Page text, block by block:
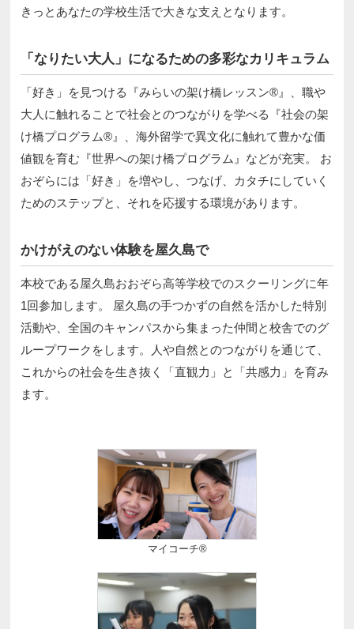
きっとあなたの学校生活で大きな支えとなります。
「なりたい大人」になるための多彩なカリキュラム
「好き」を見つける『みらいの架け橋レッスン®』、職や
大人に触れることで社会とのつながりを学べる『社会の架
け橋プログラム®』、海外留学で異文化に触れて豊かな価
値観を育む『世界への架け橋プログラム』などが充実。 お
おぞらには「好き」を増やし、つなげ、カタチにしていく
ためのステップと、それを応援する環境があります。
かけがえのない体験を屋久島で
本校である屋久島おおぞら高等学校でのスクーリングに年
1回参加します。 屋久島の手つかずの自然を活かした特別
活動や、全国のキャンパスから集まった仲間と校舎でのグ
ループワークをします。人や自然とのつながりを通じて、
これからの社会を生き抜く「直観力」と「共感力」を育み
ます。
マイコーチ®